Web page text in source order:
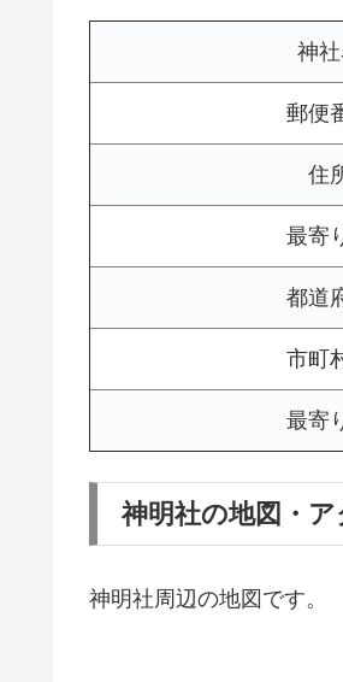
神社
郵便
住
最寄
都道
市町
最寄
神明社の地図・ア
神明社周辺の地図です。